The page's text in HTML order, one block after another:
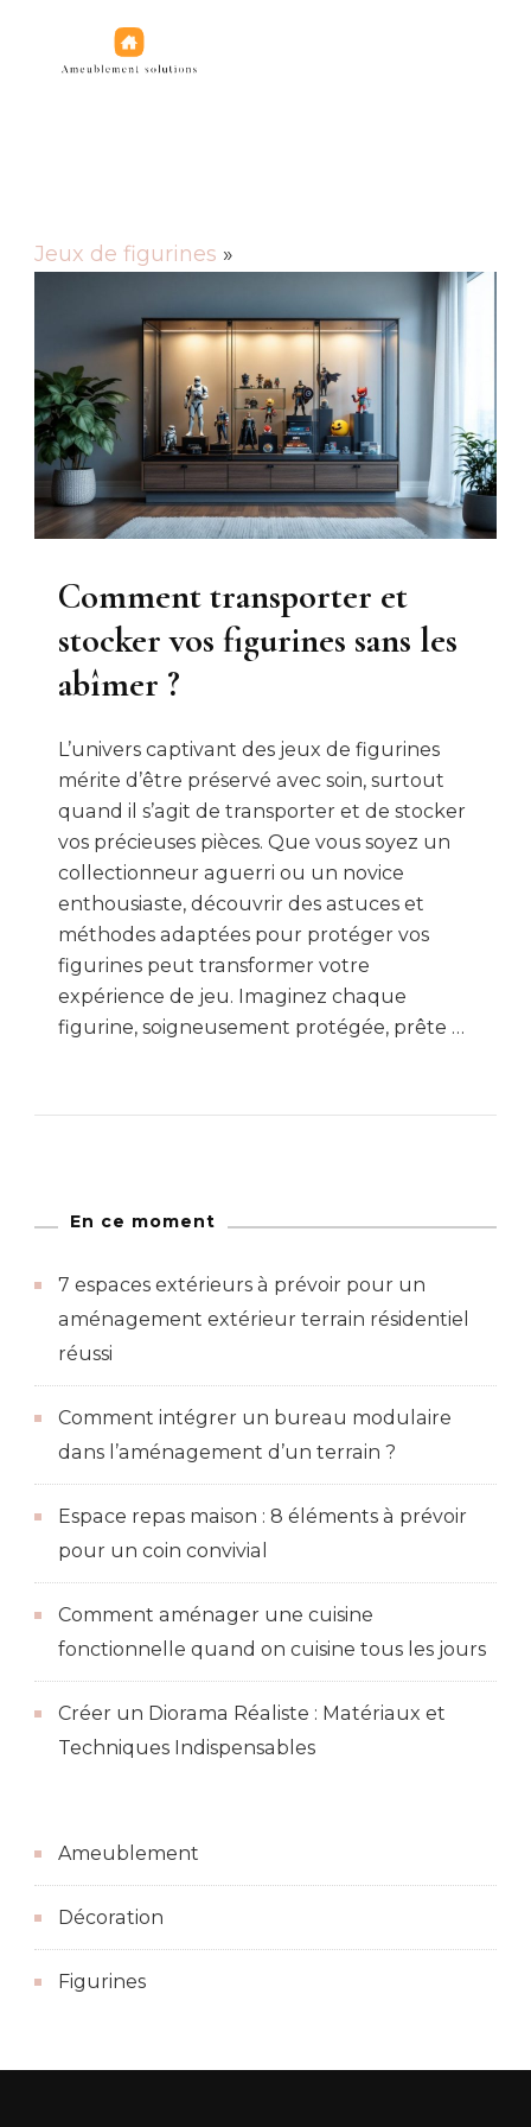
Jeux de figurines
Jeux de figurines »
Comment transporter et
stocker vos figurines sans les
abîmer ?
L’univers captivant des jeux de figurines
mérite d’être préservé avec soin, surtout
quand il s’agit de transporter et de stocker
vos précieuses pièces. Que vous soyez un
collectionneur aguerri ou un novice
enthousiaste, découvrir des astuces et
méthodes adaptées pour protéger vos
figurines peut transformer votre
expérience de jeu. Imaginez chaque
figurine, soigneusement protégée, prête …
En ce moment
7 espaces extérieurs à prévoir pour un
aménagement extérieur terrain résidentiel
réussi
Comment intégrer un bureau modulaire
dans l’aménagement d’un terrain ?
Espace repas maison : 8 éléments à prévoir
pour un coin convivial
Comment aménager une cuisine
fonctionnelle quand on cuisine tous les jours
Créer un Diorama Réaliste : Matériaux et
Techniques Indispensables
Ameublement
Décoration
Figurines